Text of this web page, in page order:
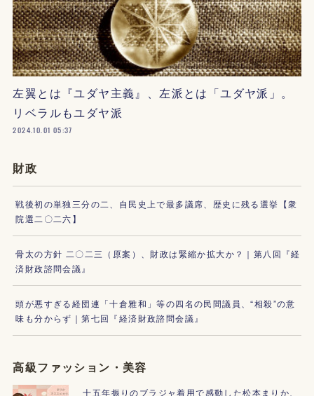
左翼とは『ユダヤ主義』、左派とは「ユダヤ派」。
リベラルもユダヤ派
2024.10.01 05:37
財政
戦後初の単独三分の二、自民史上で最多議席、歴史に残る選挙【衆
院選二〇二六】
骨太の方針 二〇二三（原案）、財政は緊縮か拡大か？｜第八回『経
済財政諮問会議』
頭が悪すぎる経団連「十倉雅和」等の四名の民間議員、“相殺”の意
味も分からず｜第七回『経済財政諮問会議』
高級ファッション・美容
十五年振りのブラジャ着用で感動した松本まりか、